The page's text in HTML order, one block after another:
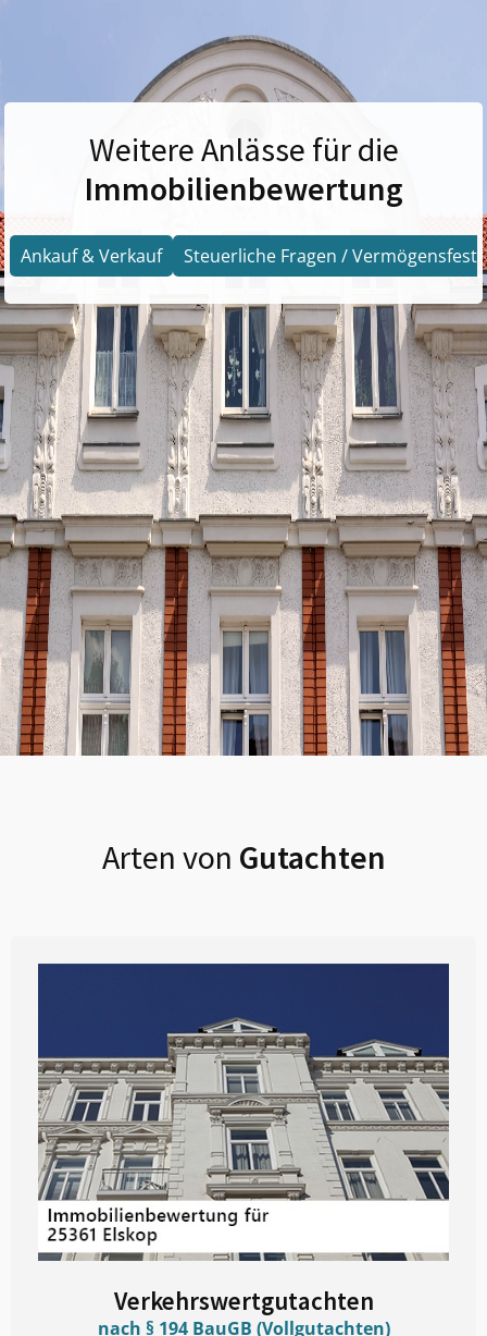
Weitere Anlässe für die
Immobilienbewertung
Ankauf & Verkauf Steuerliche Fragen /
Arten von Gutachten
Verkehrswertgutachten
nach § 194 BauGB (Vollgutachten)